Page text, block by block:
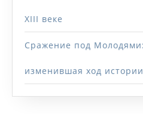
XIII веке
Сражение под
изменившая ход истории